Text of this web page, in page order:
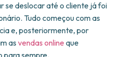
se deslocar até o cliente já foi
Tudo começou com as
e, posteriormente, por
as vendas online que